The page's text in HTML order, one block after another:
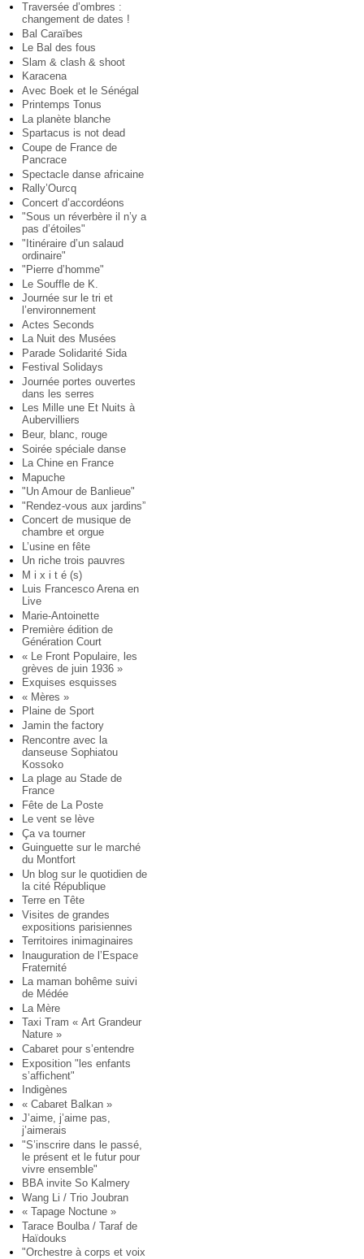
Traversée d’ombres :
changement de dates !
Bal Caraïbes
Le Bal des fous
Slam & clash & shoot
Karacena
Avec Boek et le Sénégal
Printemps Tonus
La planète blanche
Spartacus is not dead
Coupe de France de
Pancrace
Spectacle danse africaine
Rally’Ourcq
Concert d’accordéons
"Sous un réverbère il n’y a
pas d’étoiles"
"Itinéraire d’un salaud
ordinaire"
"Pierre d’homme"
Le Souffle de K.
Journée sur le tri et
l’environnement
Actes Seconds
La Nuit des Musées
Parade Solidarité Sida
Festival Solidays
Journée portes ouvertes
dans les serres
Les Mille une Et Nuits à
Aubervilliers
Beur, blanc, rouge
Soirée spéciale danse
La Chine en France
Mapuche
"Un Amour de Banlieue"
"Rendez-vous aux jardins”
Concert de musique de
chambre et orgue
L’usine en fête
Un riche trois pauvres
M i x i t é (s)
Luis Francesco Arena en
Live
Marie-Antoinette
Première édition de
Génération Court
« Le Front Populaire, les
grèves de juin 1936 »
Exquises esquisses
« Mères »
Plaine de Sport
Jamin the factory
Rencontre avec la
danseuse Sophiatou
Kossoko
La plage au Stade de
France
Fête de La Poste
Le vent se lève
Ça va tourner
Guinguette sur le marché
du Montfort
Un blog sur le quotidien de
la cité République
Terre en Tête
Visites de grandes
expositions parisiennes
Territoires inimaginaires
Inauguration de l’Espace
Fraternité
La maman bohême suivi
de Médée
La Mère
Taxi Tram « Art Grandeur
Nature »
Cabaret pour s’entendre
Exposition "les enfants
s’affichent"
Indigènes
« Cabaret Balkan »
J’aime, j’aime pas,
j’aimerais
"S’inscrire dans le passé,
le présent et le futur pour
vivre ensemble"
BBA invite So Kalmery
Wang Li / Trio Joubran
« Tapage Noctune »
Tarace Boulba / Taraf de
Haïdouks
"Orchestre à corps et voix